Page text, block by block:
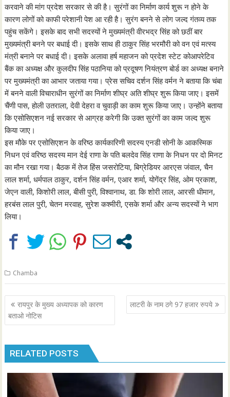
करवाने की मांग प्रदेश सरकार से की है। सुरंगों का निर्माण कार्य शुरू न होने के
कारण लोगों को काफी परेशानी पेश आ रही है। सुरंग बनने से लोग जल्द गंतव्य तक
पहुंच सकेंगे। इसके बाद सभी सदस्यों ने मुख्यमंत्री वीरभद्र सिंह को छठीं बार
मुख्यमंत्री बनने पर बधाई दी। इसके साथ ही ठाकुर सिंह भरमौरी को वन एवं मत्स्य
मंत्री बनाने पर बधाई दी। इसके अलावा हर्ष महाजन को प्रदेश स्टेट कोआपरेटिव
बैंक का अध्यक्ष और कुलदीप सिंह पठानिया को प्रदूषण नियंत्रण बोर्ड का अध्यक्ष बनाने
पर मुख्यमंत्री का आभार जताया गया। प्रेस सचिव दर्शन सिंह वर्मन ने बताया कि चंबा
में बनने वाली विचाराधीन सुरंगों का निर्माण शीघ्र अति शीघ्र शुरू किया जाए। इसमें
चैंणी पास, होली उतराला, देवी देहरा व चुवाड़ी का काम शुरू किया जाए। उन्होंने बताया
कि एसोसिएशन नई सरकार से आग्रह करेगी कि उक्त सुरंगों का काम जल्द शुरू
किया जाए।
इस मौके पर एसोसिएशन के वरिष्ठ कार्यकारिणी सदस्य एनडी सोनी के आकस्मिक
निधन एवं वरिष्ठ सदस्य मान देई राणा के पति बलदेव सिंह राणा के निधन पर दो मिनट
का मौन रखा गया। बैठक में तेज हिंस जसरोटिया, बिग्रेडियर आरएस जंवाल, चैन
लाल शर्मा, धर्मपाल ठाकुर, दर्शन सिंह वर्मन, एआर शर्मा, योगेंद्र सिंह, ओम प्रकाश,
जेएन वाली, किशोरी लाल, बीसी पुरी, विश्वानाथ, डा. कि शोरी लाल, आरसी धीमान,
हरबंस लाल पुरी, चेतन मरवाह, सुरेश कश्मीरी, एसके शर्मा और अन्य सदस्यों ने भाग
लिया।
Chamba
Post
navigation
रायपुर के मुख्य अध्यापक को कारण
बताओ नोटिस
लाटरी के नाम ठगे 97 हजार रुपये
RELATED POSTS